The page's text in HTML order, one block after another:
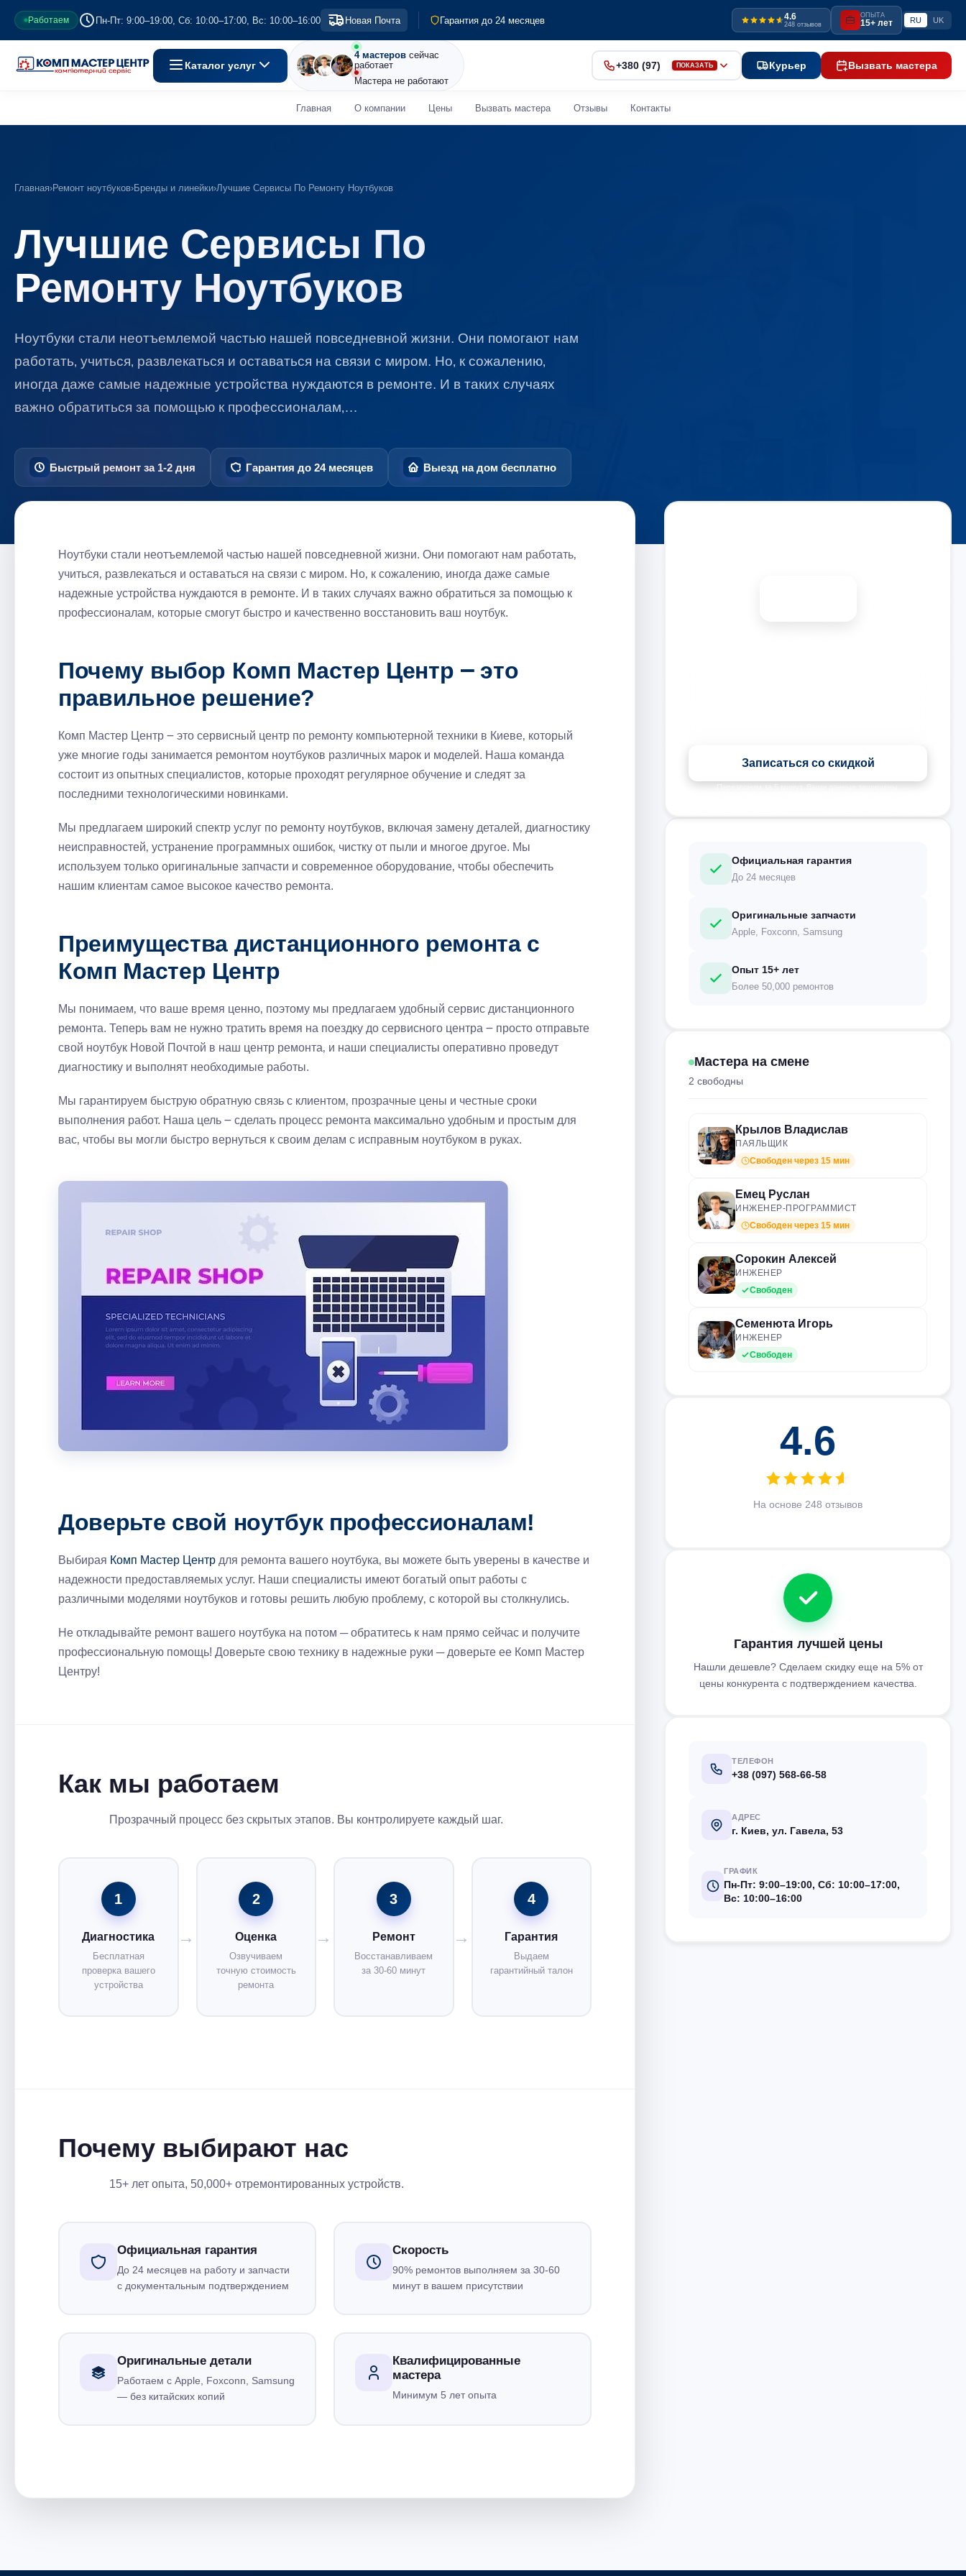
Работаем Пн-Пт: 9:00–19:00, Сб: 10:00–17:00, Вс: 10:00–16:00 Новая Почта
Диагностика 0 грн
4.6
248 отзывов
ОПЫТА
15+ лет RU UK
Каталог услуг
4 мастеровсейчас
работает
Мастера не работают
+380 (97) ПОКАЗАТЬ Курьер Вызвать мастера
Главная О компании Цены Вызвать мастера Отзывы Контакты
Главная›Ремонт ноутбуков›Бренды и линейки›Лучшие Сервисы По Ремонту Ноутбуков
Лучшие Сервисы По
Ремонту Ноутбуков
Ноутбуки стали неотъемлемой частью нашей повседневной жизни. Они помогают нам
работать‚ учиться‚ развлекаться и оставаться на связи с миром. Но‚ к сожалению‚
иногда даже самые надежные устройства нуждаются в ремонте. И в таких случаях
важно обратиться за помощью к профессионалам‚…
Быстрый ремонт за 1-2 дня Гарантия до 24 месяцев Выезд на дом бесплатно
Ноутбуки стали неотъемлемой частью нашей повседневной жизни. Они помогают нам работать‚
учиться‚ развлекаться и оставаться на связи с миром. Но‚ к сожалению‚ иногда даже самые
надежные устройства нуждаются в ремонте. И в таких случаях важно обратиться за помощью к
профессионалам‚ которые смогут быстро и качественно восстановить ваш ноутбук.
Почему выбор Комп Мастер Центр ౼ это
правильное решение?
Комп Мастер Центр ౼ это сервисный центр по ремонту компьютерной техники в Киеве‚ который
уже многие годы занимается ремонтом ноутбуков различных марок и моделей. Наша команда
состоит из опытных специалистов‚ которые проходят регулярное обучение и следят за
последними технологическими новинками.
Мы предлагаем широкий спектр услуг по ремонту ноутбуков‚ включая замену деталей‚ диагностику
неисправностей‚ устранение программных ошибок‚ чистку от пыли и многое другое. Мы
используем только оригинальные запчасти и современное оборудование‚ чтобы обеспечить
нашим клиентам самое высокое качество ремонта.
Преимущества дистанционного ремонта с
Комп Мастер Центр
Мы понимаем‚ что ваше время ценно‚ поэтому мы предлагаем удобный сервис дистанционного
ремонта. Теперь вам не нужно тратить время на поездку до сервисного центра ౼ просто отправьте
свой ноутбук Новой Почтой в наш центр ремонта‚ и наши специалисты оперативно проведут
диагностику и выполнят необходимые работы.
Мы гарантируем быструю обратную связь с клиентом‚ прозрачные цены и честные сроки
выполнения работ. Наша цель ౼ сделать процесс ремонта максимально удобным и простым для
вас‚ чтобы вы могли быстро вернуться к своим делам с исправным ноутбуком в руках.
Доверьте свой ноутбук профессионалам!
Выбирая Комп Мастер Центр для ремонта вашего ноутбука‚ вы можете быть уверены в качестве и
надежности предоставляемых услуг. Наши специалисты имеют богатый опыт работы с
различными моделями ноутбуков и готовы решить любую проблему‚ с которой вы столкнулись.
Не откладывайте ремонт вашего ноутбука на потом ─ обратитесь к нам прямо сейчас и получите
профессиональную помощь! Доверьте свою технику в надежные руки ─ доверьте ее Комп Мастер
Центру!
Как мы работаем
Прозрачный процесс без скрытых этапов. Вы контролируете каждый шаг.
1
Диагностика
Бесплатная
проверка вашего
устройства
2
Оценка
Озвучиваем
точную стоимость
ремонта
3
Ремонт
Восстанавливаем
за 30-60 минут
4
Гарантия
Выдаем
гарантийный талон
Почему выбирают нас
15+ лет опыта, 50,000+ отремонтированных устройств.
Официальная гарантия
До 24 месяцев на работу и запчасти
с документальным подтверждением
Скорость
90% ремонтов выполняем за 30-60
минут в вашем присутствии
Оригинальные детали
Работаем с Apple, Foxconn, Samsung
— без китайских копий
Квалифицированные
мастера
Минимум 5 лет опыта
Записаться со скидкой
Официальная гарантия
До 24 месяцев
Оригинальные запчасти
Apple, Foxconn, Samsung
Опыт 15+ лет
Более 50,000 ремонтов
Мастера на смене
2 свободны
Крылов Владислав
ПАЯЛЬЩИК
Свободен через 15 мин
Емец Руслан
ИНЖЕНЕР-ПРОГРАММИСТ
Свободен через 15 мин
Сорокин Алексей
ИНЖЕНЕР
Свободен
Семенюта Игорь
ИНЖЕНЕР
Свободен
4.6
На основе 248 отзывов
Гарантия лучшей цены
Нашли дешевле? Сделаем скидку еще на 5% от
цены конкурента с подтверждением качества.
ТЕЛЕФОН
+38 (097) 568-66-58
АДРЕС
г. Киев, ул. Гавела, 53
ГРАФИК
Пн-Пт: 9:00–19:00, Сб: 10:00–17:00,
Вс: 10:00–16:00